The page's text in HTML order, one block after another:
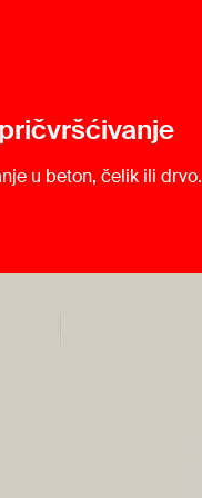
u beton, čelik ili drvo.